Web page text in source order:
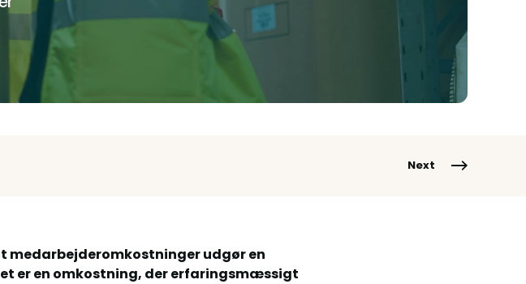
Next
medarbejderomkostninger udgør en
er en omkostning, der erfaringsmæssigt